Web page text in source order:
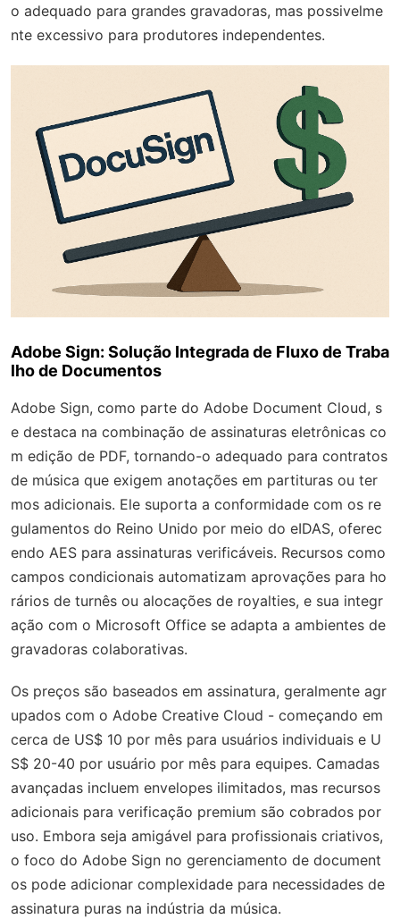
o adequado para grandes gravadoras, mas possivelme
nte excessivo para produtores independentes.
Adobe Sign: Solução Integrada de Fluxo de Traba
lho de Documentos
Adobe Sign, como parte do Adobe Document Cloud, s
e destaca na combinação de assinaturas eletrônicas co
m edição de PDF, tornando-o adequado para contratos
de música que exigem anotações em partituras ou ter
mos adicionais. Ele suporta a conformidade com os re
gulamentos do Reino Unido por meio do eIDAS, oferec
endo AES para assinaturas verificáveis. Recursos como
campos condicionais automatizam aprovações para ho
rários de turnês ou alocações de royalties, e sua integr
ação com o Microsoft Office se adapta a ambientes de
gravadoras colaborativas.
Os preços são baseados em assinatura, geralmente agr
upados com o Adobe Creative Cloud - começando em
cerca de US$ 10 por mês para usuários individuais e U
S$ 20-40 por usuário por mês para equipes. Camadas
avançadas incluem envelopes ilimitados, mas recursos
adicionais para verificação premium são cobrados por
uso. Embora seja amigável para profissionais criativos,
o foco do Adobe Sign no gerenciamento de document
os pode adicionar complexidade para necessidades de
assinatura puras na indústria da música.